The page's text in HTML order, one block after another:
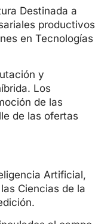
Destinada a
productivos
en Tecnologías
y
Los
de las
de las ofertas
Artificial,
Ciencias de la